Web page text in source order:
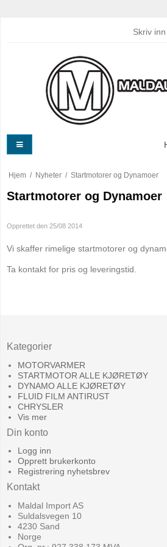
Hjem / Nyheter / Startmotorer og Dynamoer
Startmotorer og Dynamoer
Opprettet den 25/08 2014
Vi skaffer rimelige startmotorer og
Ta kontakt for pris og leveringstid.
Kategorier
MOTORVARMER
STARTMOTOR ALLE KJØRETØY
DYNAMO ALLE KJØRETØY
FLUID FILM ANTIRUST
CHRYSLER
Vis mer
Din konto
Logg inn
Opprett brukerkonto
Registrering nyhetsbrev
Kontakt
Maldal Import AS
Suldalsvegen 10
4230 Sand
Norge